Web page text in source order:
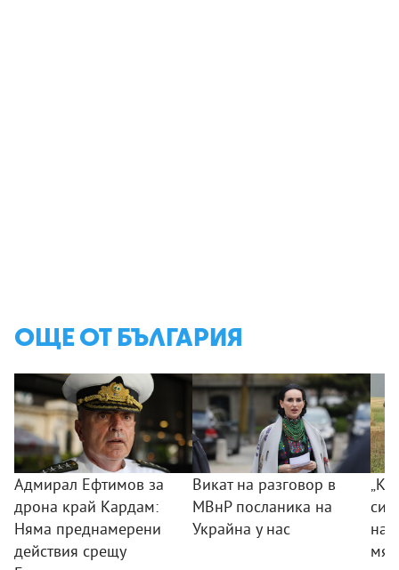
ОЩЕ ОТ БЪЛГАРИЯ
Адмирал Ефтимов за
дрона край Кардам:
Няма преднамерени
действия срещу
Викат на разговор в
МВнР посланика на
Украйна у нас
на